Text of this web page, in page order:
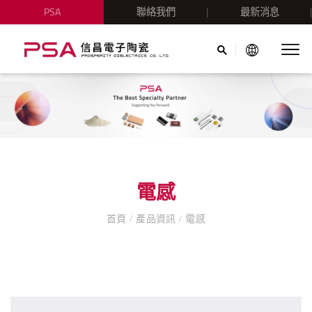
PSA 聯絡我們 最新消息
電感
首頁 / 產品資訊 / 電感